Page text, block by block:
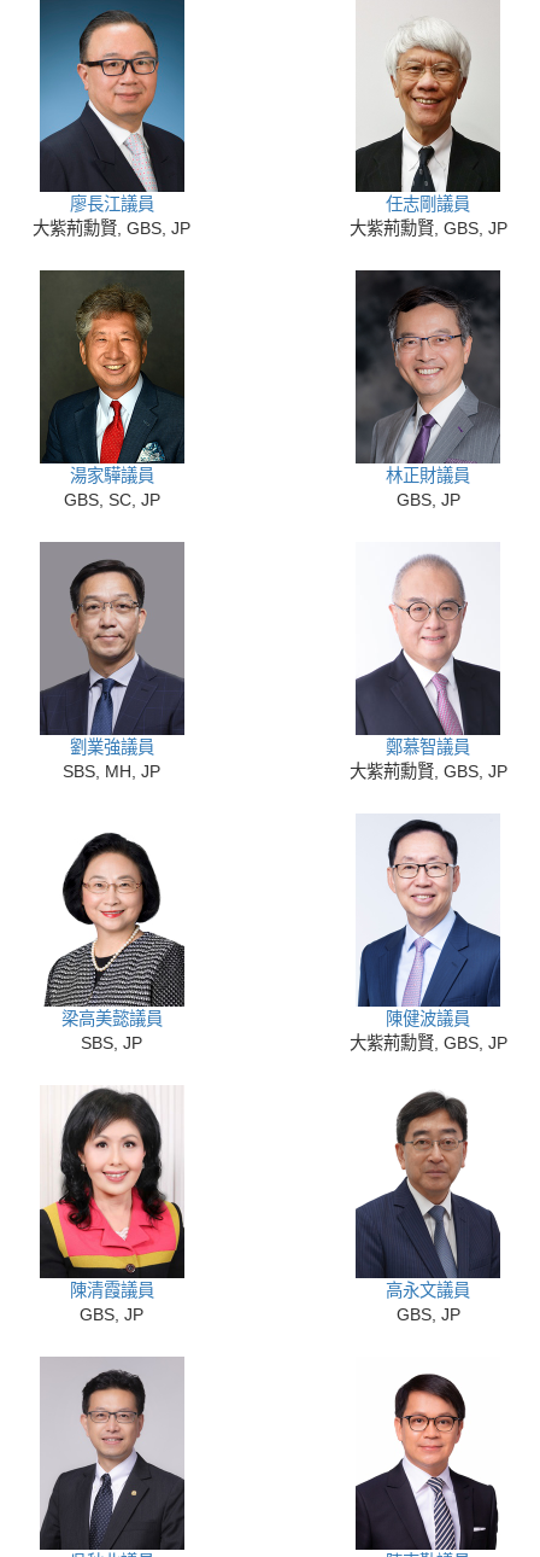
廖長江議員
大紫荊勳賢, GBS, JP
任志剛議員
大紫荊勳賢, GBS, JP
湯家驊議員
GBS, SC, JP
林正財議員
GBS, JP
劉業強議員
SBS, MH, JP
鄭慕智議員
大紫荊勳賢, GBS, JP
梁高美懿議員
SBS, JP
陳健波議員
大紫荊勳賢, GBS, JP
陳清霞議員
GBS, JP
高永文議員
GBS, JP